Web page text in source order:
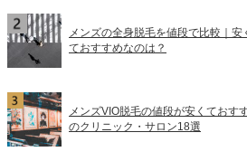
メンズの全身脱毛を値段で比較｜安
ておすすめなのは？
メンズVIO脱毛の値段が安くておすす
のクリニック・サロン18選